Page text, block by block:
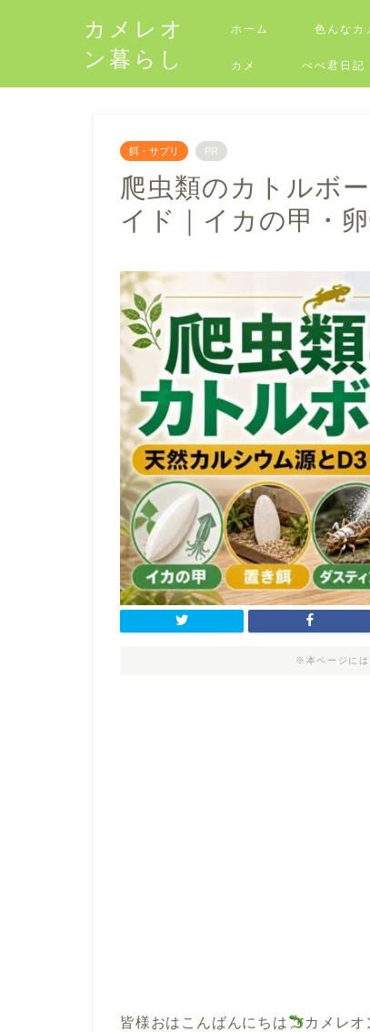
カメレオ
ン暮らし
ホーム 色んなカ
カメ ぺぺ君日記
餌・サプリ PR
爬虫類のカトルボ
イド｜イカの甲・
※本ページには
皆様おはこんばんにちは
カメレ